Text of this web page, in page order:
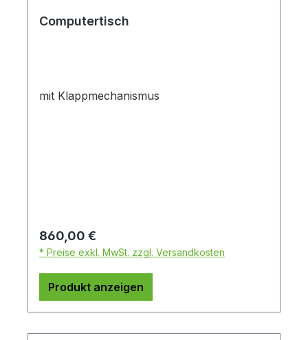
Computertisch
mit Klappmechanismus
Regulärer Preis:
860,00 €
* Preise exkl. MwSt. zzgl. Versandkosten
Produkt anzeigen